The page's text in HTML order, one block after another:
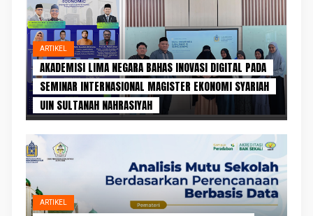
ARTIKEL
AKADEMISI LIMA NEGARA BAHAS INOVASI DIGITAL PADA
SEMINAR INTERNASIONAL MAGISTER EKONOMI SYARIAH
UIN SULTANAH NAHRASIYAH
ARTIKEL